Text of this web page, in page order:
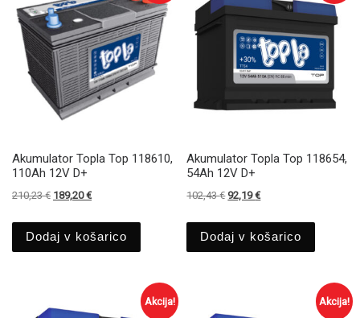
Akumulator Topla Top 118610,
110Ah 12V D+
210,23€ Izvirna cena je bila: 210,23 €.
189,20€Trenutna cena je: 189,20 €.
Dodaj v košarico
Akumulator Topla Top 118654,
54Ah 12V D+
102,43€ Izvirna cena je bila: 102,43 €.
92,19€Trenutna cena je:
Dodaj v košarico
Akcija! Akcija!